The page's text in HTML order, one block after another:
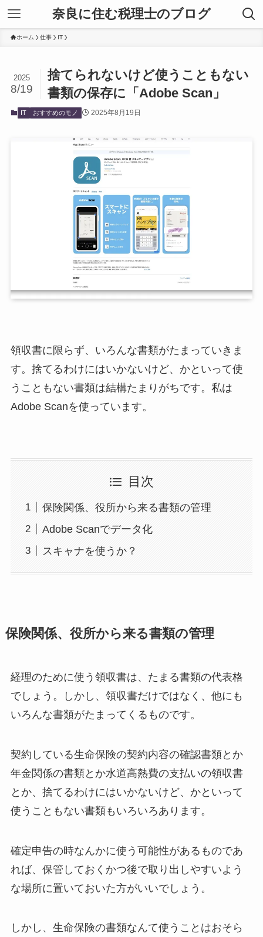
奈良に住む税理士のブログ
ホーム 仕事 IT
捨てられないけど使うこともない
書類の保存に「Adobe Scan」
2025
8/19
IT おすすめのモノ 2025年8月19日
領収書に限らず、いろんな書類がたまっていきま
す。捨てるわけにはいかないけど、かといって使
うこともない書類は結構たまりがちです。私は
Adobe Scanを使っています。
目次
保険関係、役所から来る書類の管理
Adobe Scanでデータ化
スキャナを使うか？
保険関係、役所から来る書類の管理
経理のために使う領収書は、たまる書類の代表格
でしょう。しかし、領収書だけではなく、他にも
いろんな書類がたまってくるものです。
契約している生命保険の契約内容の確認書類とか
年金関係の書類とか水道高熱費の支払いの領収書
とか、捨てるわけにはいかないけど、かといって
使うこともない書類もいろいろあります。
確定申告の時なんかに使う可能性があるものであ
れば、保管しておくかつ後で取り出しやすいよう
な場所に置いておいた方がいいでしょう。
しかし、生命保険の書類なんて使うことはおそら